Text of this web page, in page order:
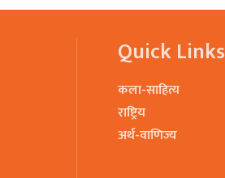
Quick Links
कला-साहित्य
राष्ट्रिय
अर्थ-वाणिज्य